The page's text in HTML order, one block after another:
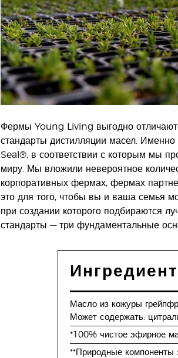
Фермы Young Living выгодно
стандарты дистилляции масел.
Seal®, в соответствии с которым мы
миру. Мы вложили невероятное
корпоративных фермах, фермах
это для того, чтобы вы и ваша семья
при создании которого подбираются
стандарты — три фундаментальные
Масло из кожуры
Может содержать:
*100% чистое эфирное
**Природные